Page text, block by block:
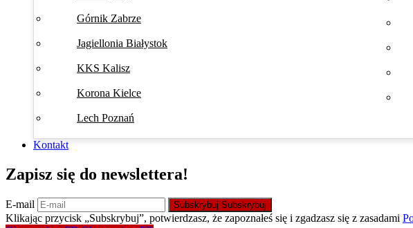
Górnik Zabrze
Jagiellonia Białystok
KKS Kalisz
Korona Kielce
Lech Poznań
Kontakt
Zapisz się do newslettera!
E-mail Subskrybuj Subskrybuj
Klikając przycisk „Subskrybuj”, potwierdzasz, że zapoznałeś się i zgadzasz się z zasadami